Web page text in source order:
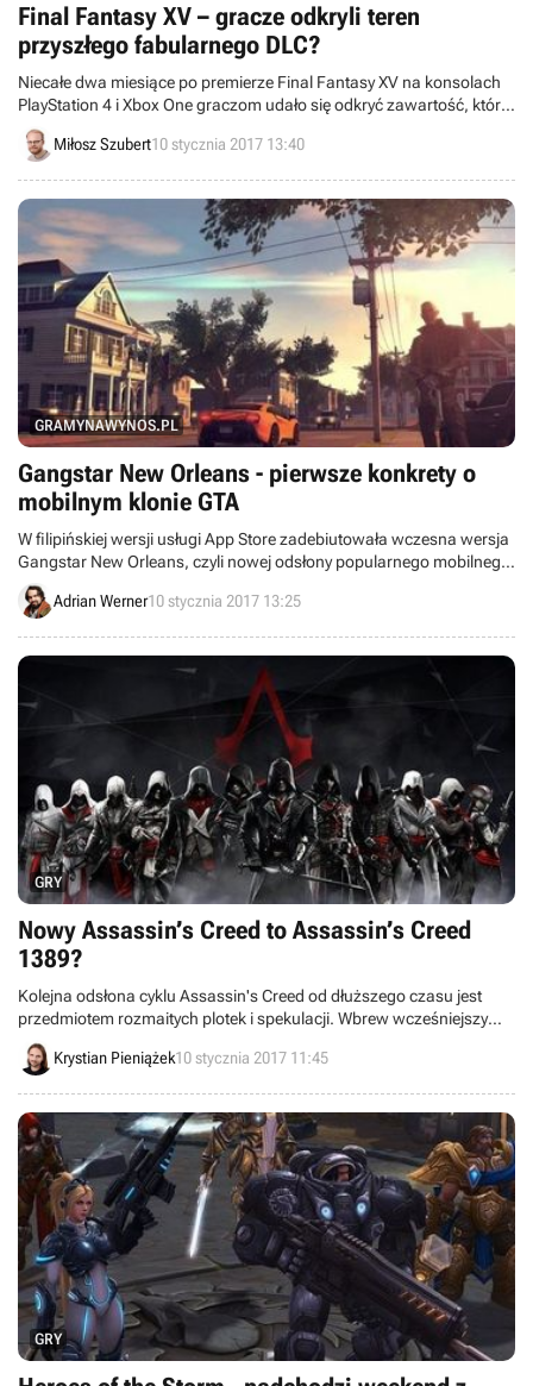
Final Fantasy XV – gracze odkryli teren
przyszłego fabularnego DLC?
Niecałe dwa miesiące po premierze Final Fantasy XV na konsolach
PlayStation 4 i Xbox One graczom udało się odkryć zawartość, która
może być zapowiedzią przyszłego fabularnego rozszerzenia.
Ponadto firma Square Enix ujawniła, że sprzedało się dotąd 6
Miłosz Szubert10 stycznia 2017 13:40
GRAMYNAWYNOS.PL
Gangstar New Orleans - pierwsze konkrety o
mobilnym klonie GTA
W filipińskiej wersji usługi App Store zadebiutowała wczesna wersja
Gangstar New Orleans, czyli nowej odsłony popularnego mobilnego
cyklu zainspirowanego marką Grand Theft Auto. Dzięki temu
wreszcie poznaliśmy pierwsze konkrety na temat tego projektu.
Adrian Werner10 stycznia 2017 13:25
GRY
Nowy Assassin’s Creed to Assassin’s Creed
1389?
Kolejna odsłona cyklu Assassin's Creed od dłuższego czasu jest
przedmiotem rozmaitych plotek i spekulacji. Wbrew wcześniejszym
doniesieniom, najnowsze wieści sugerują, że akcja gry zostanie
osadzona w 1389 roku.
Krystian Pieniążek10 stycznia 2017 11:45
GRY